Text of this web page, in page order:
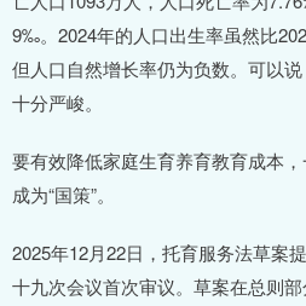
9‰。2024年的人口出生率虽然比
但人口自然增长率仍为负数。可以
十分严峻。
要有效降低家庭生育养育教育成本
成为“国策”。
2025年12月22日，托育服务法草案
十九次会议首次审议。草案在总则